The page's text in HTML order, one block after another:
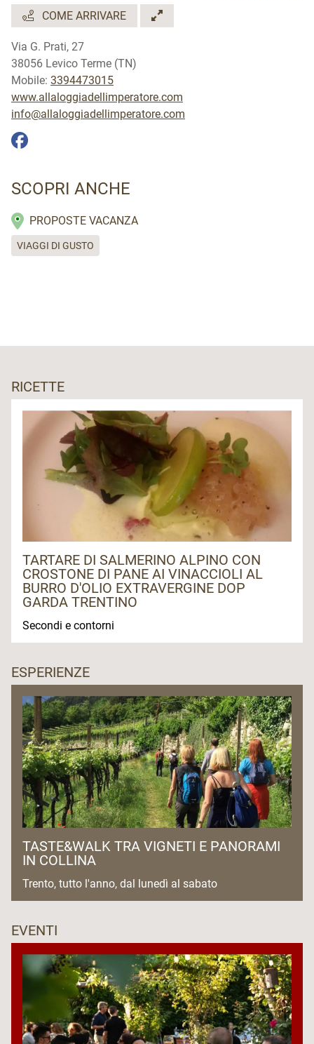
COME ARRIVARE
Via G. Prati, 27
38056 Levico Terme (TN)
Mobile: 3394473015
www.allaloggiadellimperatore.com
info@allaloggiadellimperatore.com
SCOPRI ANCHE
PROPOSTE VACANZA
VIAGGI DI GUSTO
RICETTE
TARTARE DI SALMERINO ALPINO CON
CROSTONE DI PANE AI VINACCIOLI AL
BURRO D'OLIO EXTRAVERGINE DOP
GARDA TRENTINO
Secondi e contorni
ESPERIENZE
TASTE&WALK TRA VIGNETI E PANORAMI
IN COLLINA
Trento, tutto l'anno, dal lunedì al sabato
EVENTI